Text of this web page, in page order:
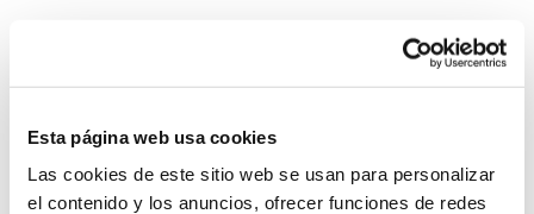
Esta página web usa cookies
Las cookies de este sitio web se usan para personalizar
el contenido y los anuncios, ofrecer funciones de redes
tan importante como asegurar una buena red eléctrica.
Losinterfonos IP para aerogeneradoresson una
System Network, tu operadora de telefonía
virtual en España